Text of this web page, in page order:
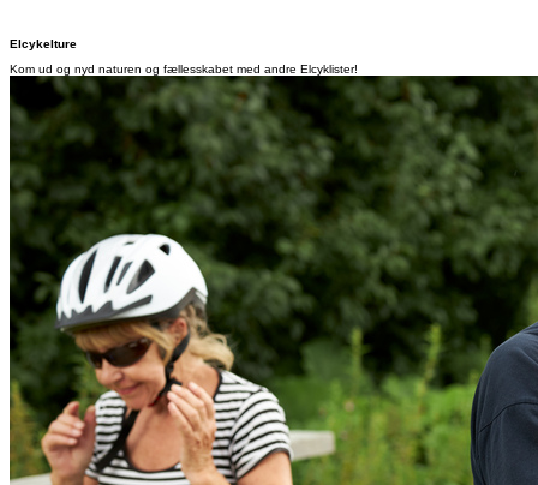
Elcykelture
Kom ud og nyd naturen og fællesskabet med andre Elcyklister!